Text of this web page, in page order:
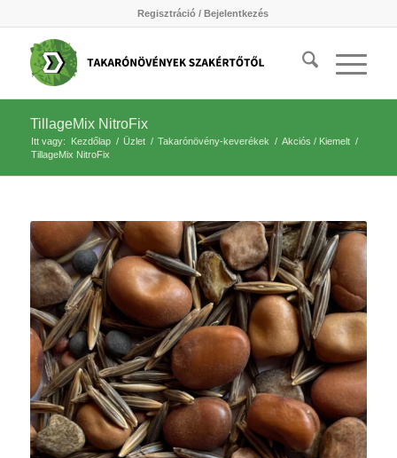
Regisztráció / Bejelentkezés
TillageMix NitroFix
Itt vagy: Kezdőlap / Üzlet / Takarónövény-keverékek / Akciós / Kiemelt /
TillageMix NitroFix